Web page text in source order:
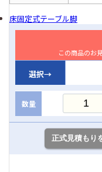
床固定式テーブル脚
この商品のお
選択→
数量